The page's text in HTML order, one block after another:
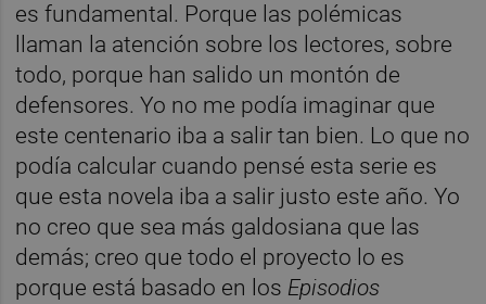
es fundamental. Porque las polémicas
llaman la atención sobre los lectores, sobre
todo, porque han salido un montón de
defensores. Yo no me podía imaginar que
este centenario iba a salir tan bien. Lo que no
podía calcular cuando pensé esta serie es
que esta novela iba a salir justo este año. Yo
no creo que sea más galdosiana que las
demás; creo que todo el proyecto lo es
porque está basado en los Episodios